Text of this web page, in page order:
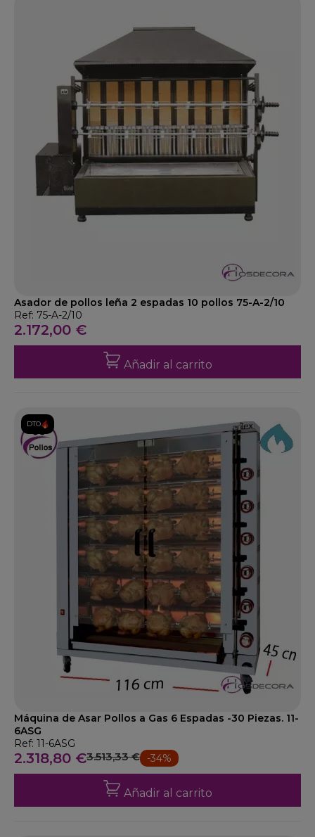
Asador de pollos leña 2 espadas 10 pollos 75-A-2/10
Ref: 75-A-2/10
2.172,00 €
Añadir al carrito
DTO.
Máquina de Asar Pollos a Gas 6 Espadas -30 Piezas. 11-
6ASG
Ref: 11-6ASG
2.318,80 €3.513,33 € -34%
Añadir al carrito